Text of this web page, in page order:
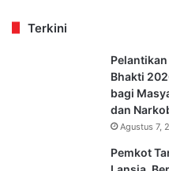
Terkini
Bhakti
bagi
dan
Agustus 7,
Pemkot